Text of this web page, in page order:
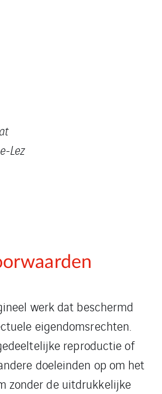
Lez
werk dat beschermd
eigendomsrechten.
reproductie of
doeleinden op om het
zonder de uitdrukkelijke